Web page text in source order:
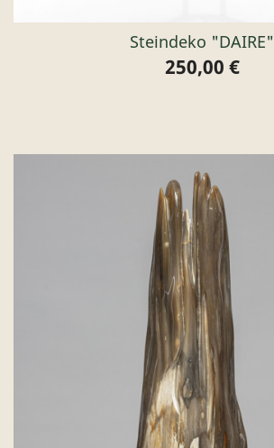
Steindeko "DAIRE"
Preis
250,00 €